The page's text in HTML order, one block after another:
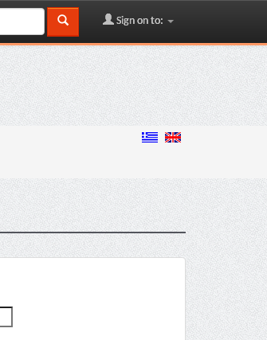
Sign on to: